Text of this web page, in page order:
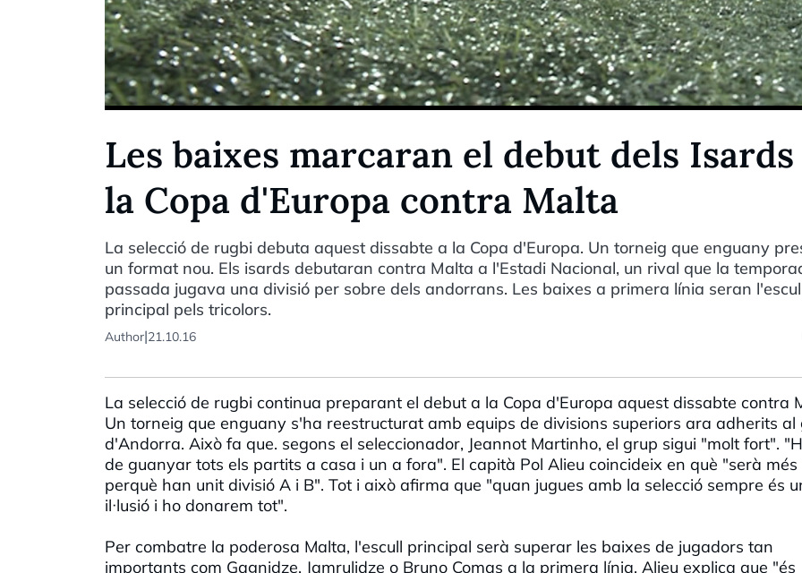
Les baixes marcaran el debut dels Isards
la Copa d'Europa contra Malta
La selecció de rugbi debuta aquest dissabte a la Copa d'Europa. Un torneig que enguany
un format nou. Els isards debutaran contra Malta a l'Estadi Nacional, un rival que la
passada jugava una divisió per sobre dels andorrans. Les baixes a primera línia seran
principal pels tricolors.
Author|21.10.16
La selecció de rugbi continua preparant el debut a la Copa d'Europa aquest dissabte contra
Un torneig que enguany s'ha reestructurat amb equips de divisions superiors ara adherits al
d'Andorra. Això fa que. segons el seleccionador, Jeannot Martinho, el grup sigui "molt fort".
de guanyar tots els partits a casa i un a fora". El capità Pol Alieu coincideix en què "serà més
perquè han unit divisió A i B". Tot i això afirma que "quan jugues amb la selecció sempre és
il·lusió i ho donarem tot".
Per combatre la poderosa Malta, l'escull principal serà superar les baixes de jugadors tan
importants com Gagnidze, Jamrulidze o Bruno Comas a la primera línia. Alieu explica que "és